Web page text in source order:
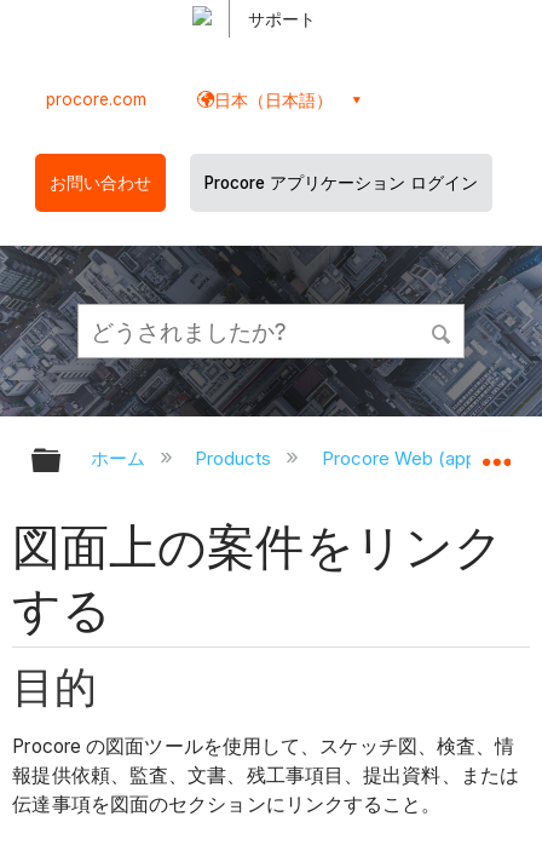
サポート
procore.com 日本（日本語）
お問い合わせ Procore アプリケーション ログイン
グローバル階層を展開/折りたたむ
ホーム Products Procore Web
図面上の案件をリンク
する
目的
Procore の図面ツールを使用して、スケッチ図、検査、情
報提供依頼、監査、文書、残工事項目、提出資料、または
伝達事項を図面のセクションにリンクすること。